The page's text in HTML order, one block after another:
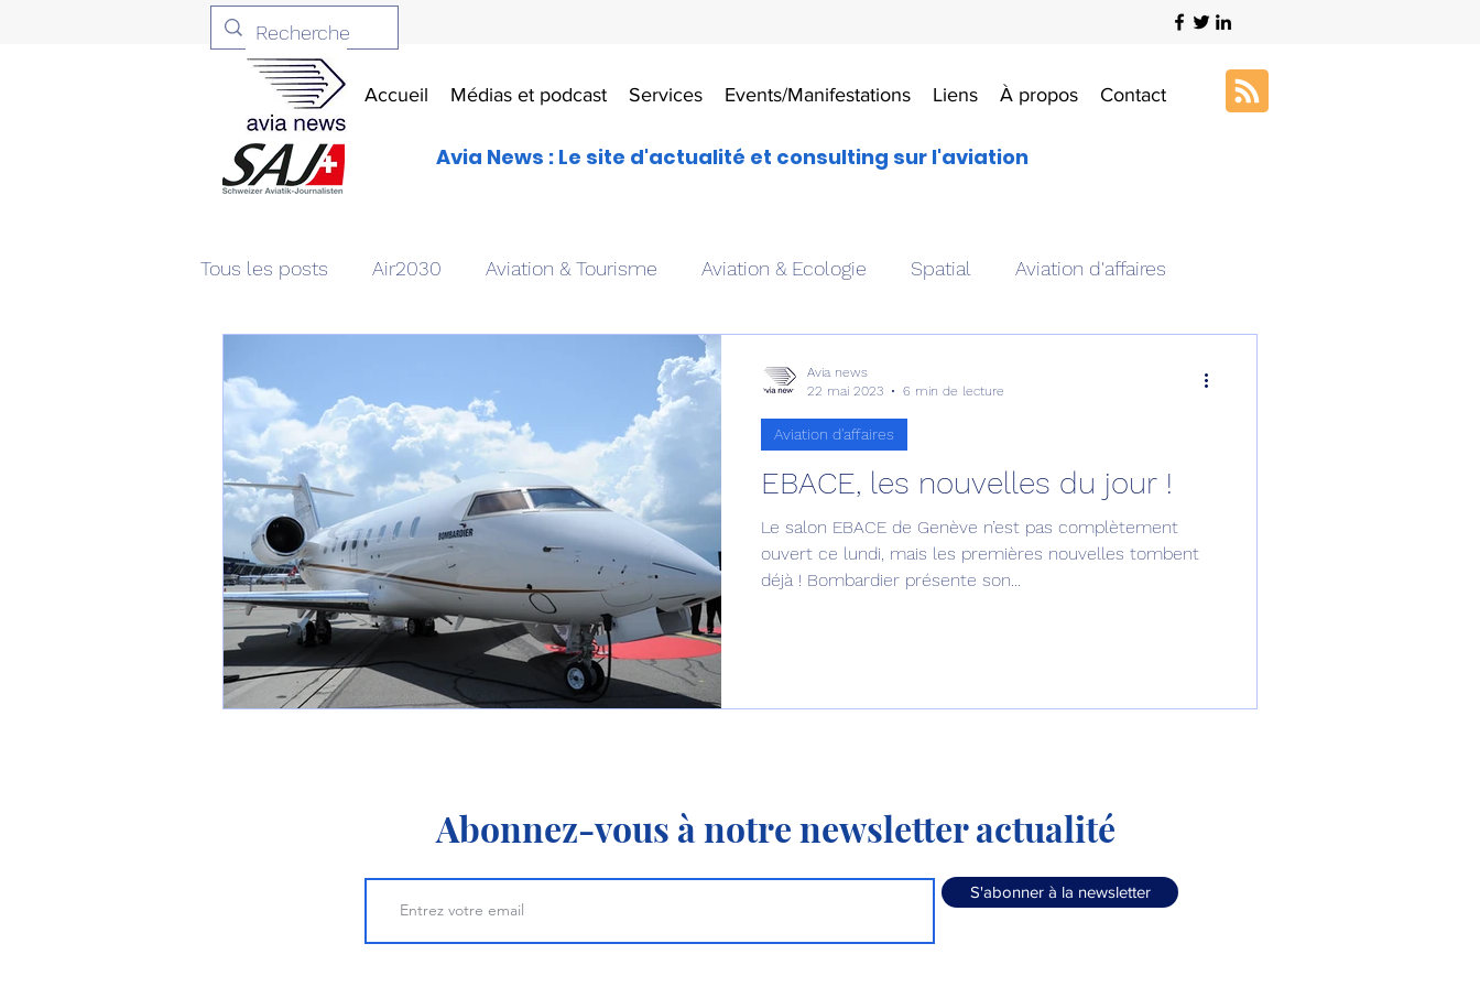
Accueil Médias et podcast Services Events/Manifestations Liens À propos Contact
Avia News : Le site d'actualité et consulting sur l'aviation
Tous les posts Air2030 Aviation & Tourisme Aviation & Ecologie Spatial Aviation d'affaires
Drones aériens
Patrimoine aéronautique Avionique & pilotage Avion expérimental
1 er avril Motorisation Défense sol-air DSA Amphibie Drones Composante ESPACE
Shenyang J-35 Bombardier Global 6500 Fret aérien
Airbus H145M Opération militaire au Vénézuela Simulateur avion de combat Avionneurs
EBACE, les nouvelles du jour !
Le salon EBACE de Genève n’est pas complètement
ouvert ce lundi, mais les premières nouvelles tombent
déjà ! Bombardier présente son...
Aviation d'affaires
Avia news
22 mai 2023
6 min de lecture
Abonnez-vous à notre newsletter actualité
S'abonner à la newsletter